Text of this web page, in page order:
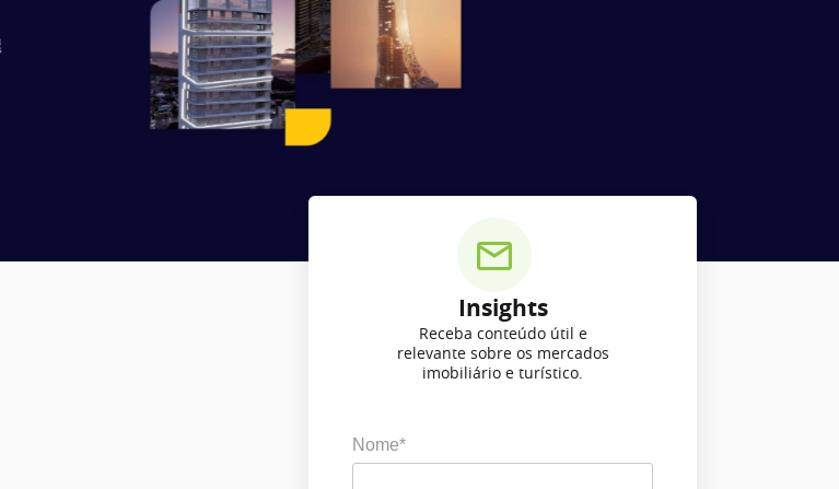
Insights
Receba conteúdo útil e
relevante sobre os mercados
imobiliário e turístico.
Nome*